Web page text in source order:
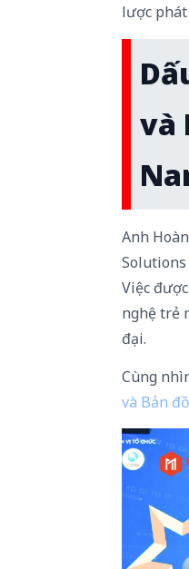
lược
và
Anh
Việc
nghệ trẻ
đại.
Cùng
và Bản